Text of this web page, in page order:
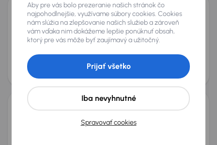
Škoda Rapid
2015 152 726 km Benzín1.2 TSI 81 kW
Servisná knižka Kúpené nové v SR 1.2 TSI
Mesačná splátka
od 22 €
Akciová cena na úver
Benzín1.2 TSI81 kW
Aby pre vás bolo prezeranie našich stránok čo
najpohodlnejšie, využívame súbory cookies. Cookies
nám slúžia na zlepšovanie našich služieb a zároveň
vám vďaka nim dokážeme lepšie ponúknuť obsah,
ktorý pre vás môže byť zaujímavý a užitočný.
Spravovať cookies
Iba nevyhnutné
Prijať všetko